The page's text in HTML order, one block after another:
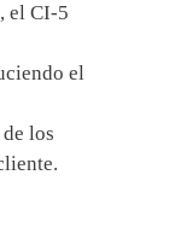
el CI-5
el
los